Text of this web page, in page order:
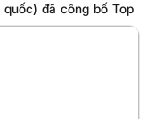
đã công bố Top
2023. Giá trị thương